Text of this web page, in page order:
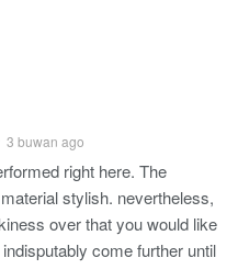
3 buwan ago
right here. The
stylish. nevertheless,
over that you would like
come further until